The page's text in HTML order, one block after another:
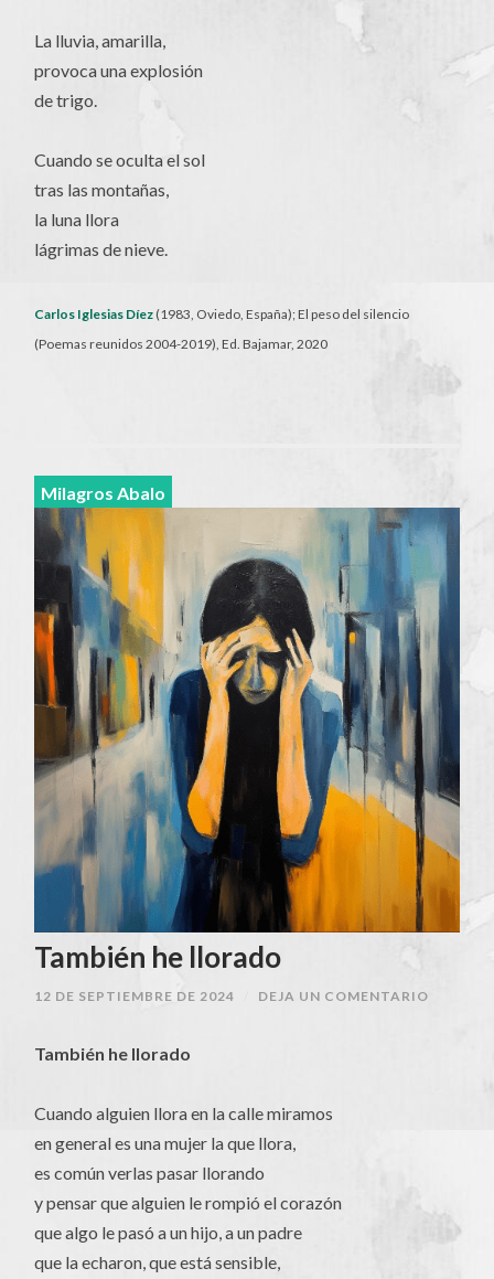
La lluvia, amarilla,
provoca una explosión
de trigo.
Cuando se oculta el sol
tras las montañas,
la luna llora
lágrimas de nieve.
Carlos Iglesias Díez (1983, Oviedo, España); El peso del silencio
(Poemas reunidos 2004-2019), Ed. Bajamar, 2020
Milagros Abalo
También he llorado
12 DE SEPTIEMBRE DE 2024 DEJA UN COMENTARIO
También he llorado
Cuando alguien llora en la calle miramos
en general es una mujer la que llora,
es común verlas pasar llorando
y pensar que alguien le rompió el corazón
que algo le pasó a un hijo, a un padre
que la echaron, que está sensible,